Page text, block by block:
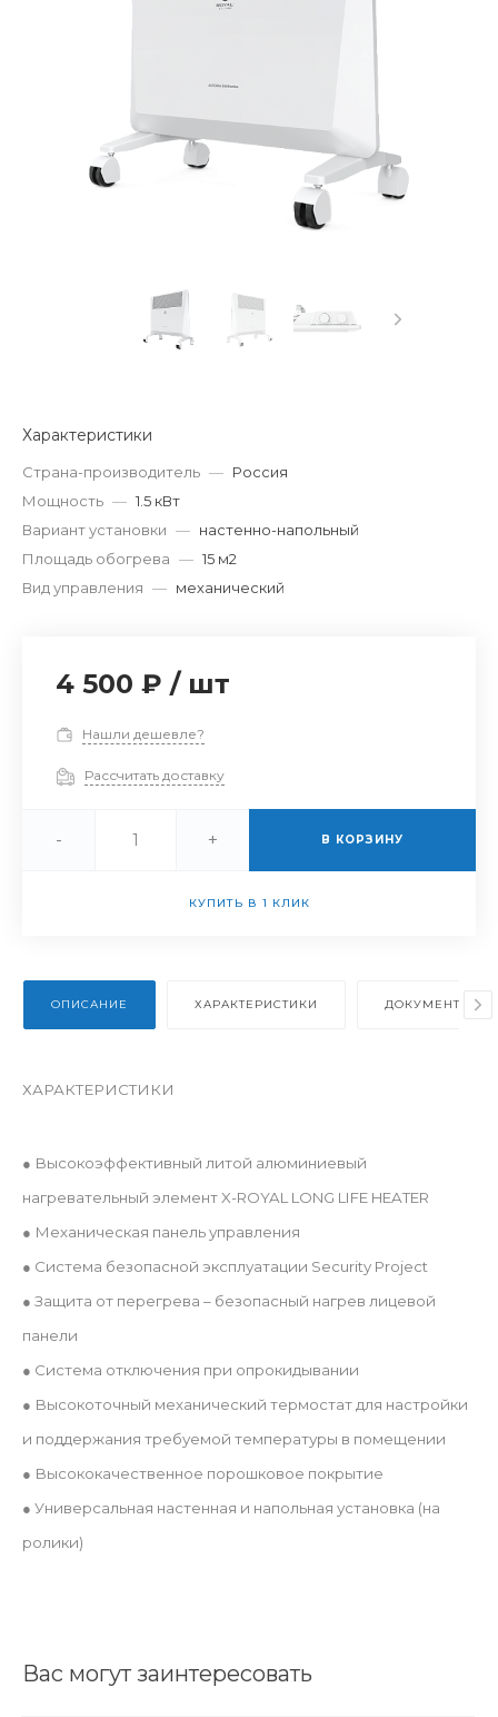
Характеристики
Страна-производитель — Россия
Мощность — 1.5 кВт
Вариант установки — настенно-напольный
Площадь обогрева — 15 м2
Вид управления — механический
4 500 ₽ / шт
Нашли дешевле?
Рассчитать доставку
- + В КОРЗИНУ
КУПИТЬ В 1 КЛИК
ОПИСАНИЕ ХАРАКТЕРИСТИКИ ДОКУМЕНТЫ
ХАРАКТЕРИСТИКИ
● Высокоэффективный литой алюминиевый
нагревательный элемент X-ROYAL LONG LIFE HEATER
● Механическая панель управления
● Система безопасной эксплуатации Security Project
● Защита от перегрева – безопасный нагрев лицевой
панели
● Система отключения при опрокидывании
● Высокоточный механический термостат для настройки
и поддержания требуемой температуры в помещении
● Высококачественное порошковое покрытие
● Универсальная настенная и напольная установка (на
ролики)
Вас могут заинтересовать